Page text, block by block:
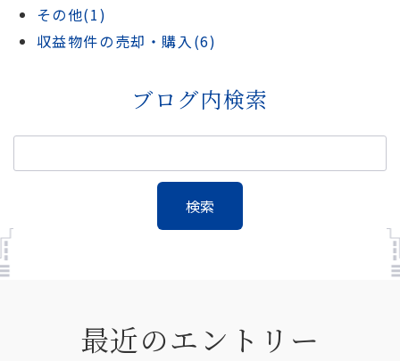
その他(1)
収益物件の売却・購入(6)
ブログ内検索
最近のエントリー